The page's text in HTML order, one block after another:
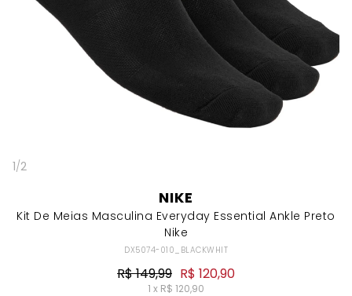
1/2
NIKE
Kit De Meias Masculina Everyday Essential Ankle Preto
Nike
DX5074-010_BLACKWHIT
R$ 149,99 R$ 120,90
1 x R$ 120,90